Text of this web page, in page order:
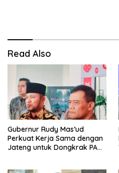
Read Also
Gubernur Rudy Mas’ud
Perkuat Kerja Sama dengan
Jateng untuk Dongkrak PAD